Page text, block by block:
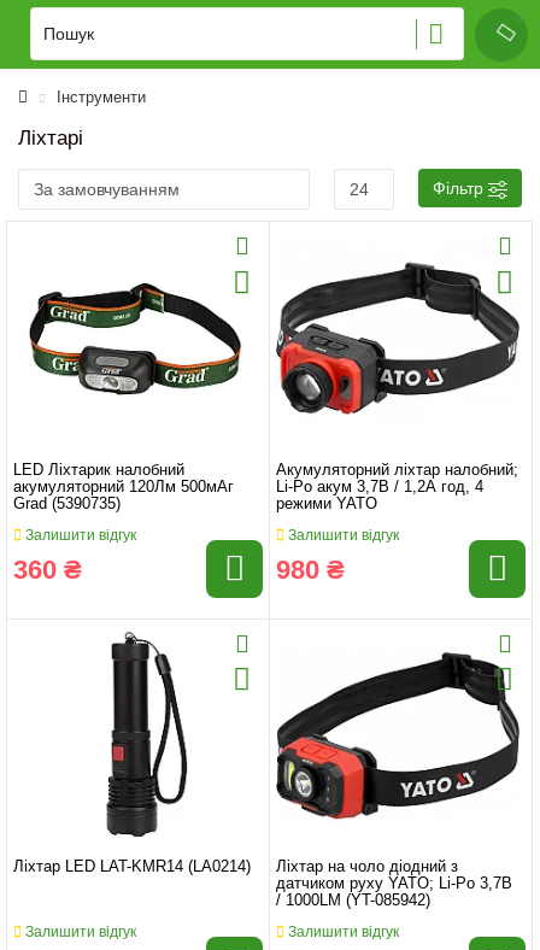
Інструменти
Ліхтарі
Фільтр
LED Ліхтарик налобний
акумуляторний 120Лм 500мАг
Grad (5390735)
Залишити відгук
360 ₴
Акумуляторний ліхтар налобний;
Li-Po акум 3,7B / 1,2А год, 4
режими YATO
Залишити відгук
980 ₴
Ліхтар LED LAT-KMR14 (LA0214)
Залишити відгук
Ліхтар на чоло діодний з
датчиком руху YATO; Li-Po 3,7B
/ 1000LM (YT-085942)
Залишити відгук